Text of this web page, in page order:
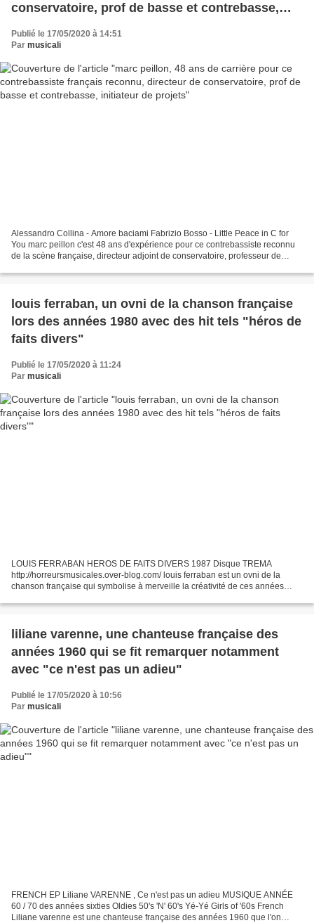
conservatoire, prof de basse et contrebasse,
initiateur de projets
Publié le 17/05/2020 à 14:51
Par musicali
Alessandro Collina - Amore baciami Fabrizio Bosso - Little Peace in C for
You marc peillon c'est 48 ans d'expérience pour ce contrebassiste reconnu
de la scène française, directeur adjoint de conservatoire, professeur de
louis ferraban, un ovni de la chanson française
lors des années 1980 avec des hit tels "héros de
faits divers"
Publié le 17/05/2020 à 11:24
Par musicali
LOUIS FERRABAN HEROS DE FAITS DIVERS 1987 Disque TREMA
http://horreursmusicales.over-blog.com/ louis ferraban est un ovni de la
chanson française qui symbolise à merveille la créativité de ces années
liliane varenne, une chanteuse française des
années 1960 qui se fit remarquer notamment
avec "ce n'est pas un adieu"
Publié le 17/05/2020 à 10:56
Par musicali
FRENCH EP Liliane VARENNE , Ce n'est pas un adieu MUSIQUE ANNÉE
60 / 70 des années sixties Oldies 50's 'N' 60's Yé-Yé Girls of '60s French
Liliane varenne est une chanteuse française des années 1960 que l'on